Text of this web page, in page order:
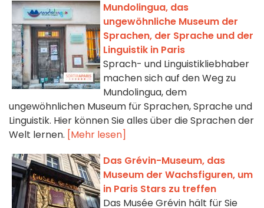
Mundolingua, das
ungewöhnliche Museum der
Sprachen, der Sprache und der
Linguistik in Paris
Sprach- und Linguistikliebhaber
machen sich auf den Weg zu
Mundolingua, dem
ungewöhnlichen Museum für Sprachen, Sprache und
Linguistik. Hier können Sie alles über die Sprachen der
Welt lernen. [Mehr lesen]
Das Grévin-Museum, das
Museum der Wachsfiguren, um
in Paris Stars zu treffen
Das Musée Grévin hält für Sie